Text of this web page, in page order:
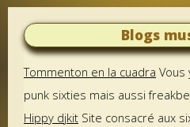
Blogs
Tommenton en la cuadra
punk sixties mais aussi
Hippy djkit Site consacré aux